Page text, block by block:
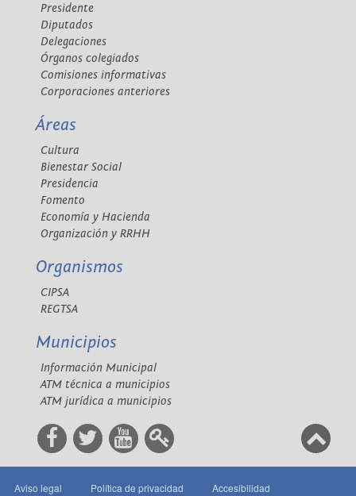
Presidente
Diputados
Delegaciones
Órganos colegiados
Comisiones informativas
Corporaciones anteriores
Áreas
Cultura
Bienestar Social
Presidencia
Fomento
Economía y Hacienda
Organización y RRHH
Organismos
CIPSA
REGTSA
Municipios
Información Municipal
ATM técnica a municipios
ATM jurídica a municipios
Aviso legal Política de privacidad Accesibilidad